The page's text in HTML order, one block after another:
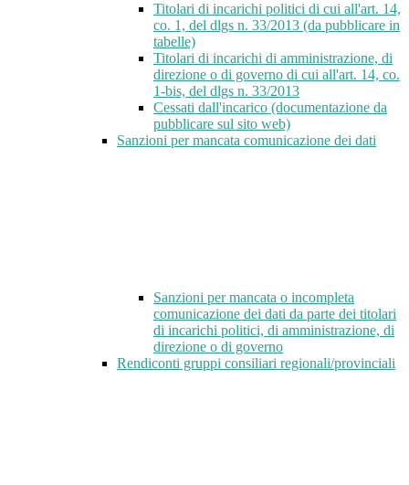
Titolari di incarichi politici di cui all'art. 14,
co. 1, del dlgs n. 33/2013 (da pubblicare in
tabelle)
Titolari di incarichi di amministrazione, di
direzione o di governo di cui all'art. 14, co.
1-bis, del dlgs n. 33/2013
Cessati dall'incarico (documentazione da
pubblicare sul sito web)
Sanzioni per mancata comunicazione dei dati
Sanzioni per mancata o incompleta
comunicazione dei dati da parte dei titolari
di incarichi politici, di amministrazione, di
direzione o di governo
Rendiconti gruppi consiliari regionali/provinciali